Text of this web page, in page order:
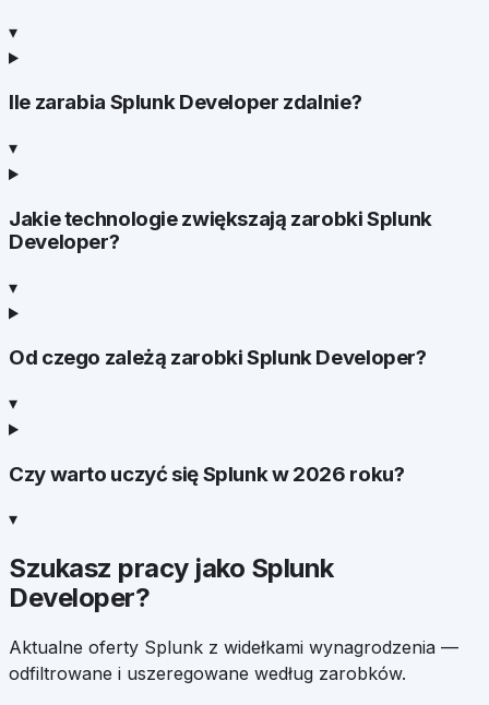
▾
Ile zarabia Splunk Developer zdalnie?
▾
Jakie technologie zwiększają zarobki Splunk
Developer?
▾
Od czego zależą zarobki Splunk Developer?
▾
Czy warto uczyć się Splunk w 2026 roku?
▾
Szukasz pracy jako Splunk
Developer?
Aktualne oferty Splunk z widełkami wynagrodzenia —
odfiltrowane i uszeregowane według zarobków.